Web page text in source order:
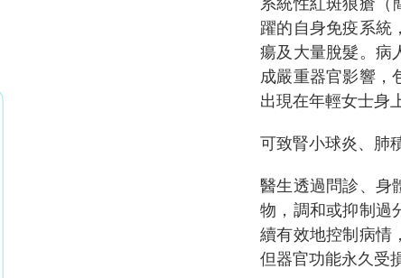
躍的自身免疫系統
瘍及大量脫髮。病
成嚴重器官影響，
出現在年輕女士身
可致腎小球炎、肺
醫生透過問診、身
物，調和或抑制過
續有效地控制病情
但器官功能永久受